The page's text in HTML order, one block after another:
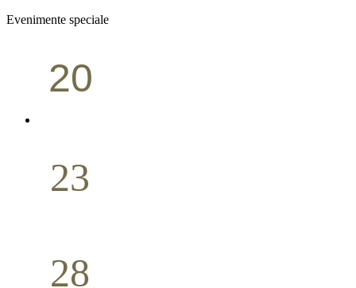
Evenimente speciale
20
23
28